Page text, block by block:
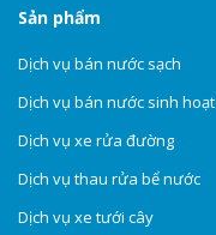
Sản phẩm
Dịch vụ bán nước sạch
Dịch vụ bán nước sinh hoạt
Dịch vụ xe rửa đường
Dịch vụ thau rửa bể nước
Dịch vụ xe tưới cây